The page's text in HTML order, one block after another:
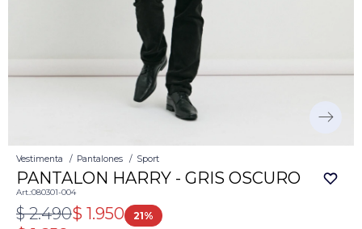
Vestimenta Pantalones Sport
PANTALON HARRY - GRIS OSCURO
080301-004
$ 1.950
$ 2.490 21